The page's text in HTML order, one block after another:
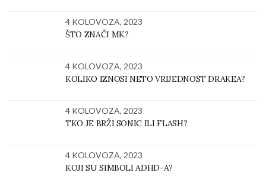
4 KOLOVOZA, 2023
ŠTO ZNAČI MK?
4 KOLOVOZA, 2023
KOLIKO IZNOSI NETO VRIJEDNOST DRAKEA?
4 KOLOVOZA, 2023
TKO JE BRŽI SONIC ILI FLASH?
4 KOLOVOZA, 2023
KOJI SU SIMBOLI ADHD-A?